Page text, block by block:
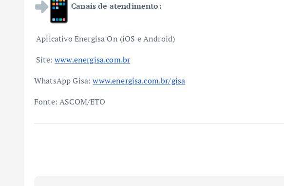
Canais de atendimento:
Aplicativo Energisa On (iOS e Android)
Site:www.energisa.com.br
WhatsApp Gisa:www.energisa.com.br/gisa
Fonte: ASCOM/ETO